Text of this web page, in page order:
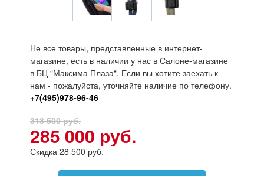
Не все товары, представленные в интернет-
магазине, есть в наличии у нас в Салоне-магазине
в БЦ “Максима Плаза“. Если вы хотите заехать к
нам - пожалуйста, уточняйте наличие по телефону.
+7(495)978-96-46
313 500 руб.
285 000 руб.
Скидка 28 500 руб.